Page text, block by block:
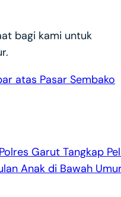
bagi kami untuk
atas Pasar Sembako
Garut Tangkap
Anak di Bawah